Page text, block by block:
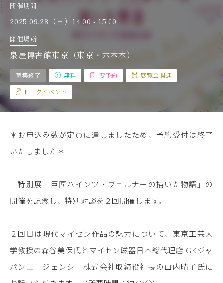
開催期間
2025.09.28（日）14:00 - 15:00
開催場所
泉屋博古館東京（東京・六本木）
募集終了 無料 要予約 展覧会関連
トークイベント
＊お申込み数が定員に達しましたため、予約受付は終了
いたしました＊
「特別展 巨匠ハインツ・ヴェルナーの描いた物語」の
開催を記念し、特別対談を２回開催します。
２回目は現代マイセン作品の魅力について、東京工芸大
学教授の森谷美保氏とマイセン磁器日本総代理店 GKジャ
パンエージェンシー株式会社取締役社長の山内晴子氏に